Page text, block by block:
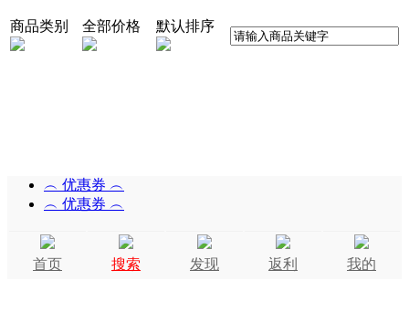
商品类别 全部价格 默认排序
︵ 优惠券 ︵
︵ 优惠券 ︵
首页 搜索 发现 返利 我的